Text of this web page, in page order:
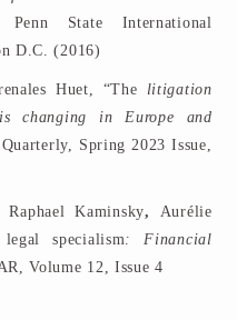
Penn State International
D.C. (2016)
Huet, “The litigation
changing in Europe and
Spring 2023 Issue,
Kaminsky, Aurélie
specialism: Financial
Volume 12, Issue 4